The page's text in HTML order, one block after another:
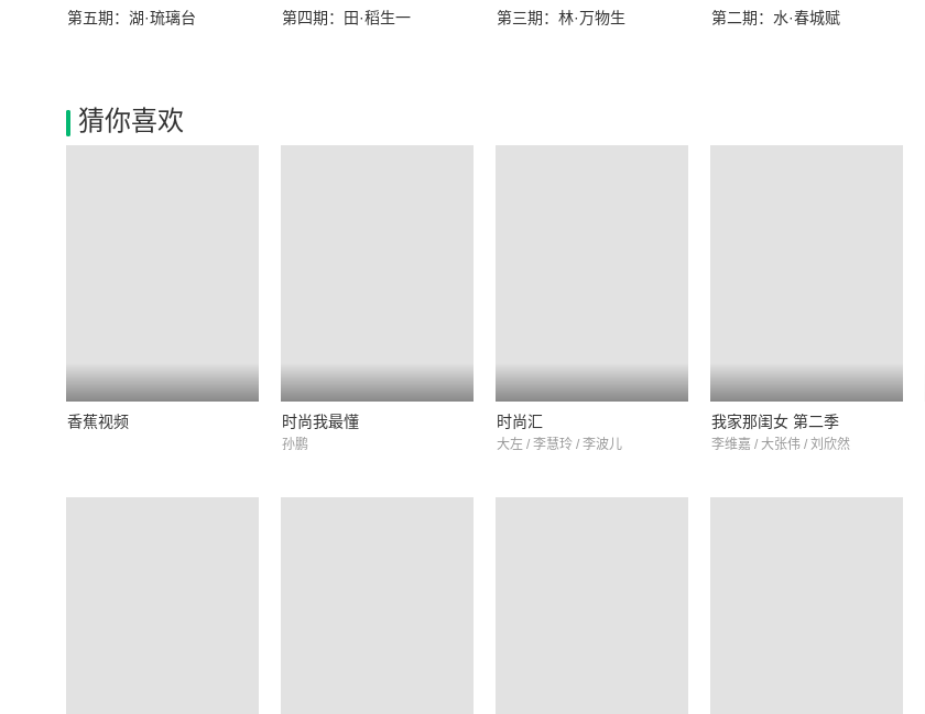
第五期：湖·琉璃台 第四期：田·稻生一 第三期：林·万物生 第二期：水·春城赋
猜你喜欢
香蕉视频 时尚我最懂
孙鹏
时尚汇
大左 / 李慧玲 / 李波儿
我家那闺女 第二季
李维嘉 / 大张伟 / 刘欣然